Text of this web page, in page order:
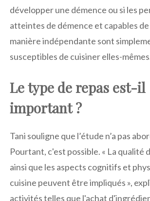
développer une démence ou si les
atteintes de démence et capables
manière indépendante sont
susceptibles de cuisiner elles-
Le type de repas est-il
important ?
Tani souligne que l’étude n’a pas
Pourtant, c'est possible. « La qualité
ainsi que les aspects cognitifs et
cuisine peuvent être impliqués »,
activités telles que l'achat